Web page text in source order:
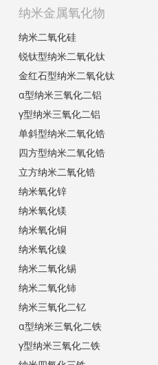
纳米金属氧化物
纳米二氧化硅
锐钛型纳米二氧化钛
金红石型纳米二氧化钛
α型纳米三氧化二铝
γ型纳米三氧化二铝
单斜型纳米二氧化锆
四方型纳米二氧化锆
立方纳米二氧化锆
纳米氧化锌
纳米氧化镁
纳米氧化铜
纳米氧化镍
纳米二氧化锡
纳米二氧化铈
纳米三氧化二钇
α型纳米三氧化二铁
γ型纳米三氧化二铁